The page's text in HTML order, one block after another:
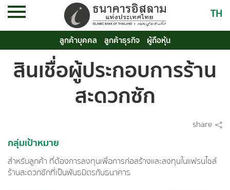
TH
ลูกค้าบุคคล ลูกค้าธุรกิจ ผู้ถือหุ้น
สินเชื่อผู้ประกอบการร้าน
สะดวกซัก
share
กลุ่มเป้าหมาย
สำหรับลูกค้า ที่ต้องการลงทุนเพื่อการก่อสร้างและลงทุนในแฟรนไชส์
ร้านสะดวกซักที่เป็นพันธมิตรกับธนาคาร